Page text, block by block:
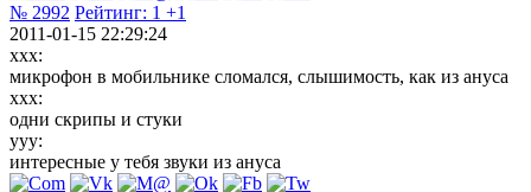
№ 2992 Рейтинг: 1 +1
2011-01-15 22:29:24
ххх:
микрофон в мобильнике сломался, слышимость, как из ануса
ххх:
одни скрипы и стуки
ууу:
интересные у тебя звуки из ануса